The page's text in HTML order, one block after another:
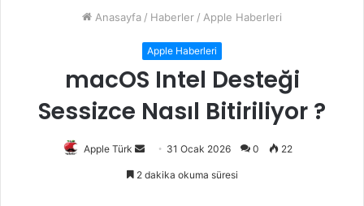
Anasayfa / Haberler / Apple Haberleri
Apple Haberleri
macOS Intel Desteği
Sessizce Nasıl Bitiriliyor ?
Apple Türk
Bir
31 Ocak 2026 0 22
2 dakika okuma süresi